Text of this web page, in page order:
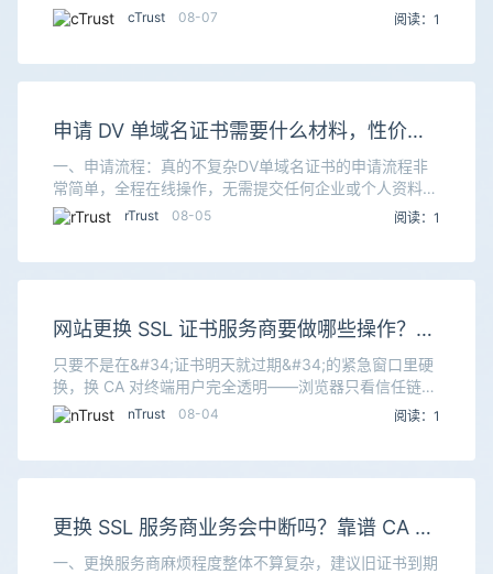
网，还是电商平台。我把市面上主流的品牌分成了几个梯
cTrust 08-07 阅读：1
申请 DV 单域名证书需要什么材料，性价比
证书怎么选
一、申请流程：真的不复杂DV单域名证书的申请流程非
常简单，全程在线操作，无需提交任何企业或个人资料。
核心就是证明你对这个域名的所有权，通常10分钟到1小
rTrust 08-05 阅读：1
网站更换 SSL 证书服务商要做哪些操作？服
务商推荐
只要不是在&#34;证书明天就过期&#34;的紧急窗口里硬
换，换 CA 对终端用户完全透明——浏览器只看信任链，
不关心背后是哪家 CA，HTTPS 不会断，SEO 不受影
nTrust 08-04 阅读：1
更换 SSL 服务商业务会中断吗？靠谱 CA 品
牌汇总
一、更换服务商麻烦程度整体不算复杂，建议旧证书到期